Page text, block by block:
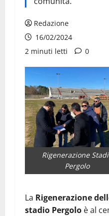
Redazione
16/02/2024
2 minuti letti
0
Rigenerazione
Pergolo
La Rigenerazione
stadio Pergolo è al